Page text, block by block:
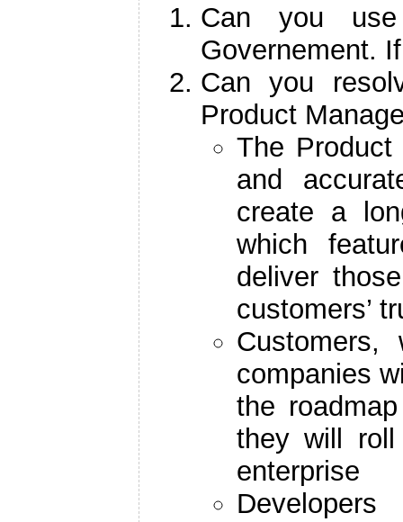
Can you
Governement.
Can you
Product
The Product
and
create a
which
deliver
customers’
companies
the
they will roll
enterprise